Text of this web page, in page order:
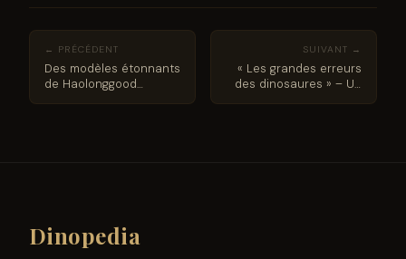
← PRÉCÉDENT
Des modèles étonnants
de Haolonggood
SUIVANT →
« Les grandes erreurs
des dinosaures » – Un
Dinopedia